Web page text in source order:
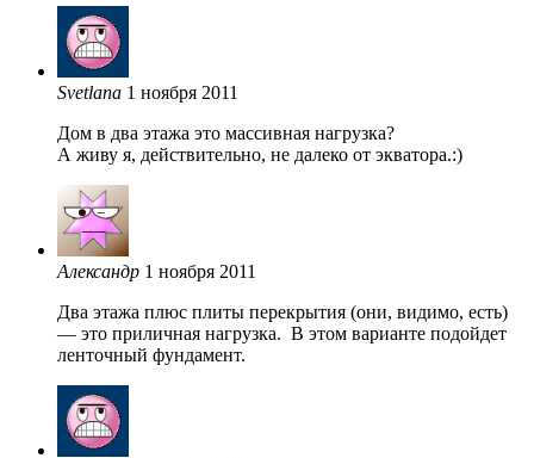
Svetlana 1 ноября 2011
Дом в два этажа это массивная нагрузка?
А живу я, действительно, не далеко от экватора.:)
Александр 1 ноября 2011
Два этажа плюс плиты перекрытия (они, видимо, есть)
— это приличная нагрузка. В этом варианте подойдет
ленточный фундамент.